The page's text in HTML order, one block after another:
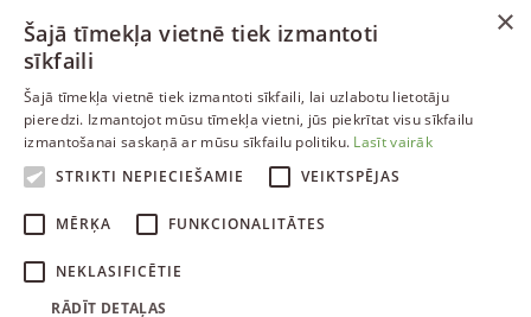
INFORMĀCIJA
Garantija
ENGLISH
×
Šajā tīmekļa vietnē tiek izmantoti
sīkfaili
Šajā tīmekļa vietnē tiek izmantoti sīkfaili, lai uzlabotu lietotāju
pieredzi. Izmantojot mūsu tīmekļa vietni, jūs piekrītat visu sīkfailu
izmantošanai saskaņā ar mūsu sīkfailu politiku. Lasīt vairāk
STRIKTI NEPIECIEŠAMIE
VEIKTSPĒJAS
MĒRĶA FUNKCIONALITĀTES
NEKLASIFICĒTIE
RĀDĪT DETAĻAS